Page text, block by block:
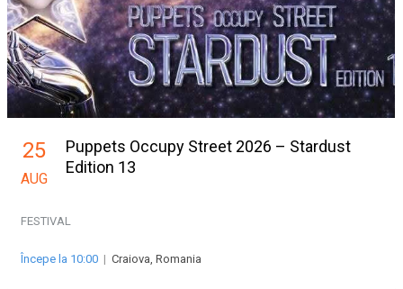
25
AUG
Puppets Occupy Street 2026 – Stardust
Edition 13
FESTIVAL
Începe la 10:00 | Craiova, Romania